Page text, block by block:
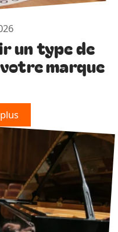
un type de
marque